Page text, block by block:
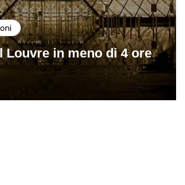
Louvre in meno di 4 ore